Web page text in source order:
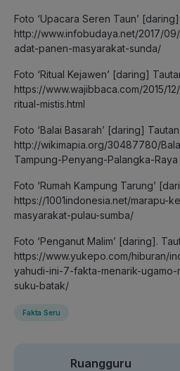
Foto ‘Upacara Seren Taun’
http://www.infobudaya.net/2017/
adat-panen-masyarakat-sunda/
Foto ‘Ritual Kejawen’ [daring]
https://www.wajibbaca.com/2015/
ritual-mistis.html
Foto ‘Balai Basarah’ [daring] Tautan:
http://wikimapia.org/30487780/
Tampung-Penyang-Palangka-Raya
Foto ‘Rumah Kampung Tarung’
https://1001indonesia.net/marapu-
masyarakat-pulau-sumba/
Foto ‘Penganut Malim’ [daring].
https://www.yukepo.com/hiburan/
yahudi-ini-7-fakta-menarik-
suku-batak/
Fakta Seru
Ruangguru